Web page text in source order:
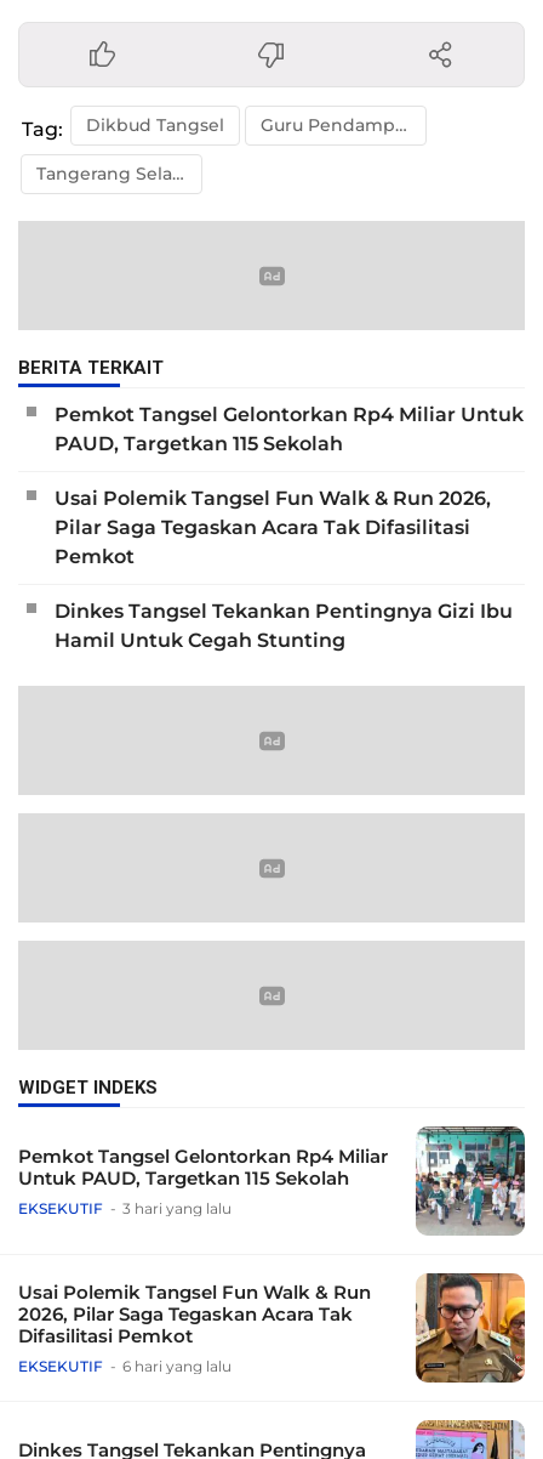
Tag: Dikbud Tangsel Guru Pendamping Anak Berkebutuhan Khusus
Tangerang Selatan
BERITA TERKAIT
Pemkot Tangsel Gelontorkan Rp4 Miliar Untuk
PAUD, Targetkan 115 Sekolah
Usai Polemik Tangsel Fun Walk & Run 2026,
Pilar Saga Tegaskan Acara Tak Difasilitasi
Pemkot
Dinkes Tangsel Tekankan Pentingnya Gizi Ibu
Hamil Untuk Cegah Stunting
WIDGET INDEKS
Pemkot Tangsel Gelontorkan Rp4 Miliar
Untuk PAUD, Targetkan 115 Sekolah
EKSEKUTIF 3 hari yang lalu
Usai Polemik Tangsel Fun Walk & Run
2026, Pilar Saga Tegaskan Acara Tak
Difasilitasi Pemkot
EKSEKUTIF 6 hari yang lalu
Dinkes Tangsel Tekankan Pentingnya